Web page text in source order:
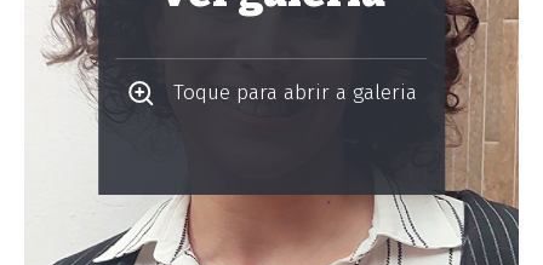
Toque para abrir a galeria